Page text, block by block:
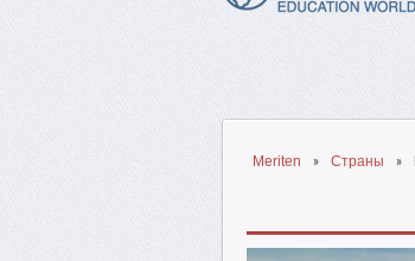
Meriten Страны